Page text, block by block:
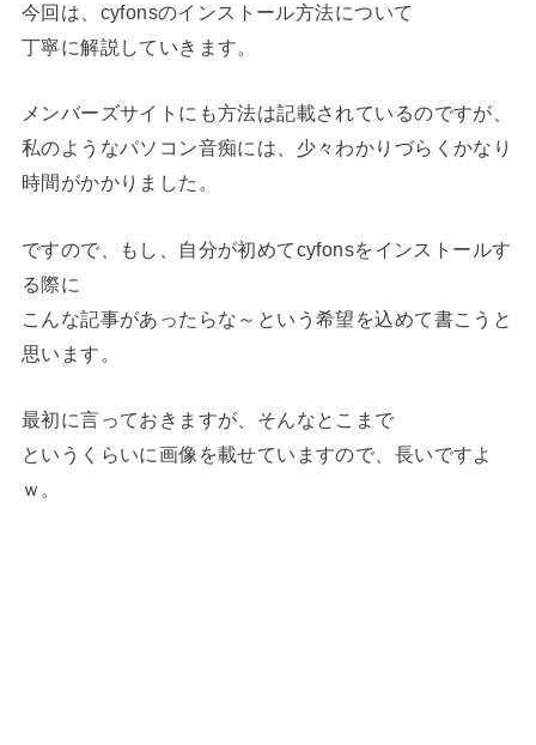
今回は、cyfonsのインストール方法について
丁寧に解説していきます。
メンバーズサイトにも方法は記載されているのですが、
私のようなパソコン音痴には、少々わかりづらくかなり
時間がかかりました。
ですので、もし、自分が初めてcyfonsをインストールす
る際に
こんな記事があったらな～という希望を込めて書こうと
思います。
最初に言っておきますが、そんなとこまで
というくらいに画像を載せていますので、長いですよ
ｗ。